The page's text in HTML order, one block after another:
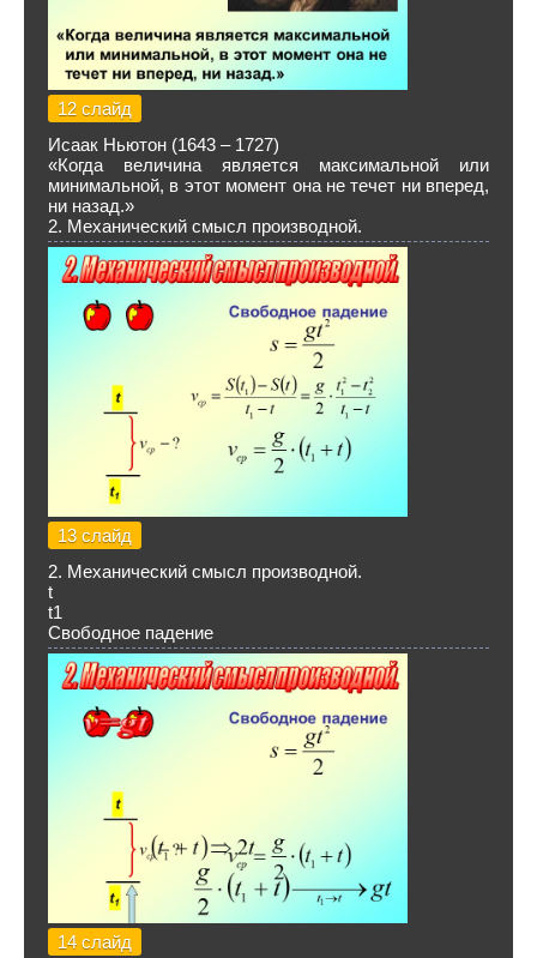
12 слайд
Исаак Ньютон (1643 – 1727)
«Когда величина является максимальной или
минимальной, в этот момент она не течет ни вперед,
ни назад.»
2. Механический смысл производной.
13 слайд
2. Механический смысл производной.
t
t1
Свободное падение
14 слайд